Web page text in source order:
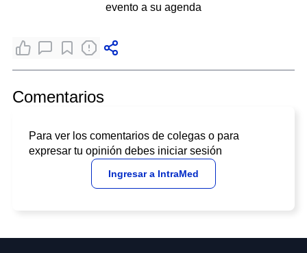
evento a su agenda
Comentarios
Para ver los comentarios de colegas o para
expresar tu opinión debes iniciar sesión
Ingresar a IntraMed